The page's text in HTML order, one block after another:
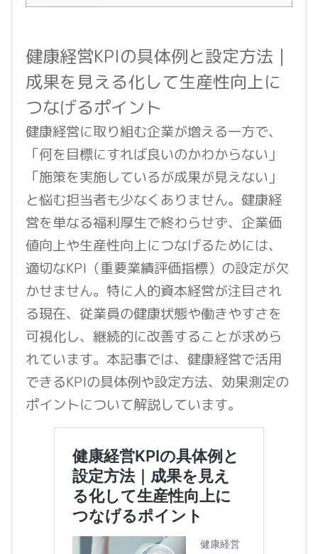
健康経営KPIの具体例と設定方法｜
成果を見える化して生産性向上に
つなげるポイント
健康経営に取り組む企業が増える一方で、
「何を目標にすれば良いのかわからない」
「施策を実施しているが成果が見えない」
と悩む担当者も少なくありません。健康経
営を単なる福利厚生で終わらせず、企業価
値向上や生産性向上につなげるためには、
適切なKPI（重要業績評価指標）の設定が欠
かせません。特に人的資本経営が注目され
る現在、従業員の健康状態や働きやすさを
可視化し、継続的に改善することが求めら
れています。本記事では、健康経営で活用
できるKPIの具体例や設定方法、効果測定の
ポイントについて解説しています。